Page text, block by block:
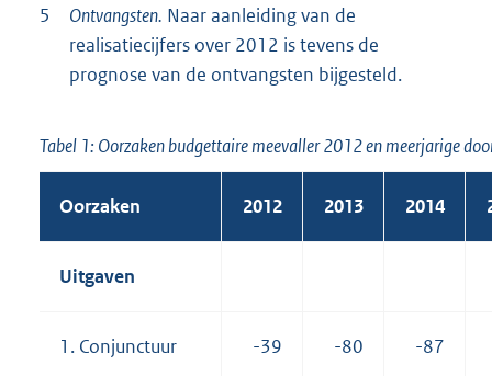
5 Ontvangsten. Naar aanleiding van de
realisatiecijfers over 2012 is tevens de
prognose van de ontvangsten bijgesteld.
Tabel 1: Oorzaken budgettaire meevaller 2012 en meerjarige
Oorzaken 2012 2013 2014
Uitgaven
1. Conjunctuur -39 -80 -87